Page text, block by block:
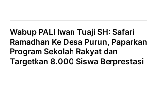
Wabup PALI Iwan Tuaji SH: Safari
Ramadhan Ke Desa Purun, Paparkan
Program Sekolah Rakyat dan
Targetkan 8.000 Siswa Berprestasi